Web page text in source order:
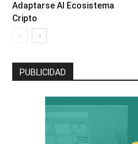
Adaptarse Al Ecosistema
Cripto
PUBLICIDAD